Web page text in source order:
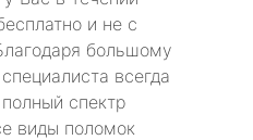
и не с
большому
всегда
спектр
виды поломок